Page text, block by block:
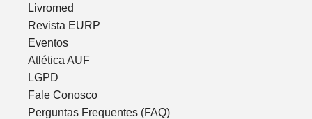
Livromed
Revista EURP
Eventos
Atlética AUF
LGPD
Fale Conosco
Perguntas Frequentes (FAQ)